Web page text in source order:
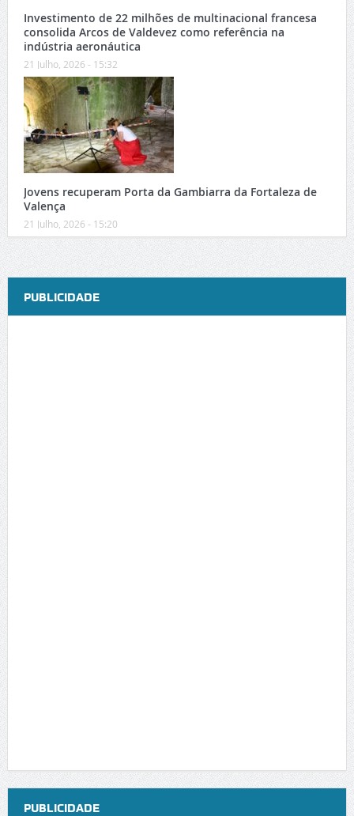
Investimento de 22 milhões de multinacional francesa
consolida Arcos de Valdevez como referência na
indústria aeronáutica
21 Julho, 2026 - 15:32
Jovens recuperam Porta da Gambiarra da Fortaleza de
Valença
21 Julho, 2026 - 15:20
PUBLICIDADE
PUBLICIDADE